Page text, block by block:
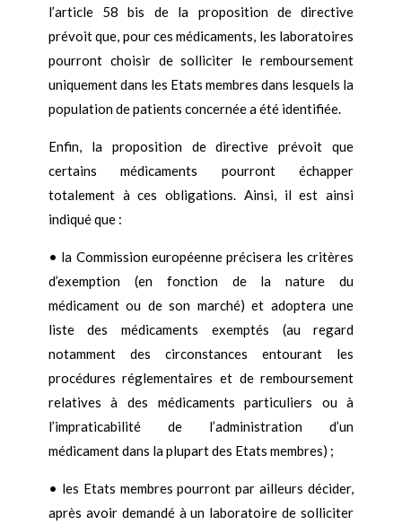
l’article 58 bis de la proposition de directive
prévoit que, pour ces médicaments, les laboratoires
pourront choisir de solliciter le remboursement
uniquement dans les Etats membres dans lesquels la
population de patients concernée a été identifiée.
Enfin, la proposition de directive prévoit que
certains médicaments pourront échapper
totalement à ces obligations. Ainsi, il est ainsi
indiqué que :
• la Commission européenne précisera les critères
d’exemption (en fonction de la nature du
médicament ou de son marché) et adoptera une
liste des médicaments exemptés (au regard
notamment des circonstances entourant les
procédures réglementaires et de remboursement
relatives à des médicaments particuliers ou à
l’impraticabilité de l’administration d’un
médicament dans la plupart des Etats membres) ;
• les Etats membres pourront par ailleurs décider,
après avoir demandé à un laboratoire de solliciter